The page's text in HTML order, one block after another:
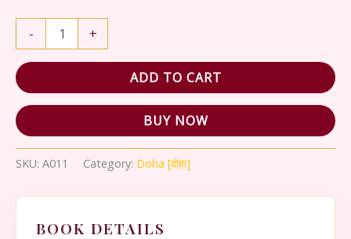
-
DOHAWALI
+
ADD TO CART
BUY NOW
SKU: A011 Category: Doha [दोहा]
BOOK DETAILS